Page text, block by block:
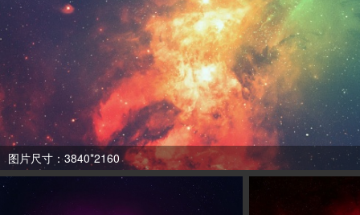
图片尺寸：3840*2160